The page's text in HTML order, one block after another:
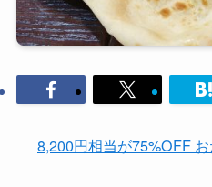
8,200円相当が75%OFF